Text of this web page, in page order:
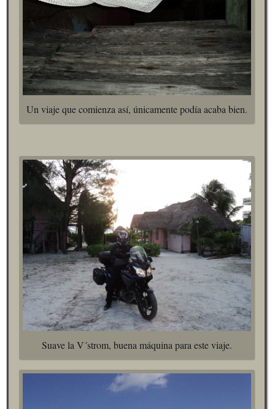
Un viaje que comienza así, únicamente podía acaba bien.
Suave la V´strom, buena máquina para este viaje.